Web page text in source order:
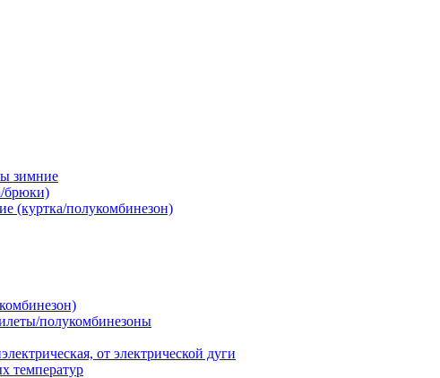
зимние
брюки)
(куртка/полукомбинезон)
полукомбинезоны
от электрической дуги
температур